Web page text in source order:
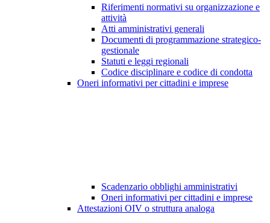
Riferimenti normativi su organizzazione e
attività
Atti amministrativi generali
Documenti di programmazione strategico-
gestionale
Statuti e leggi regionali
Codice disciplinare e codice di condotta
Oneri informativi per cittadini e imprese
Scadenzario obblighi amministrativi
Oneri informativi per cittadini e imprese
Attestazioni OIV o struttura analoga